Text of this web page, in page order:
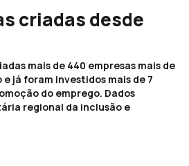
criadas desde
mais de 440 empresas mais de
já foram investidos mais de 7
do emprego. Dados
regional da inclusão e